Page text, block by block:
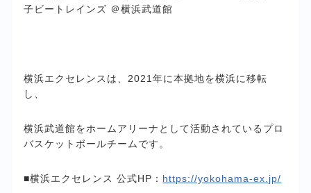
子ビートレインズ ＠横浜武道館
横浜エクセレンスは、2021年に本拠地を横浜に移転
し、
横浜武道館をホームアリーナとして活動されているプロ
バスケットボールチームです。
■横浜エクセレンス 公式HP： https://yokohama-ex.jp/